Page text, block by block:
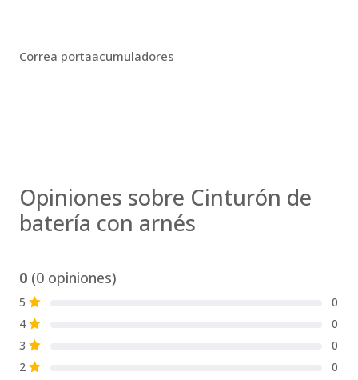
Correa portaacumuladores
Opiniones sobre Cinturón de
batería con arnés
0 (0 opiniones)
5 S
0
4 S
0
3 S
0
2 S
0